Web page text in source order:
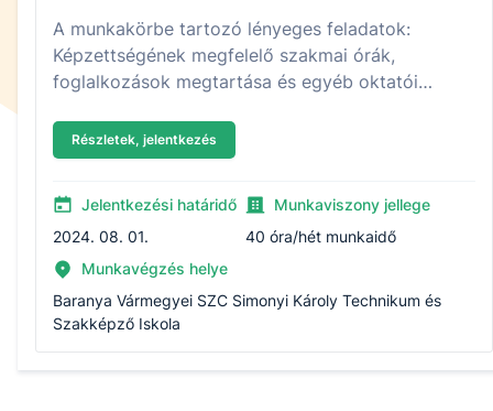
A munkakörbe tartozó lényeges feladatok:
Képzettségének megfelelő szakmai órák,
foglalkozások megtartása és egyéb oktatói
Részletek, jelentkezés
Jelentkezési határidő
2024. 08. 01.
Munkaviszony jellege
40 óra/hét munkaidő
Munkavégzés helye
Baranya Vármegyei SZC Simonyi Károly Technikum és
Szakképző Iskola